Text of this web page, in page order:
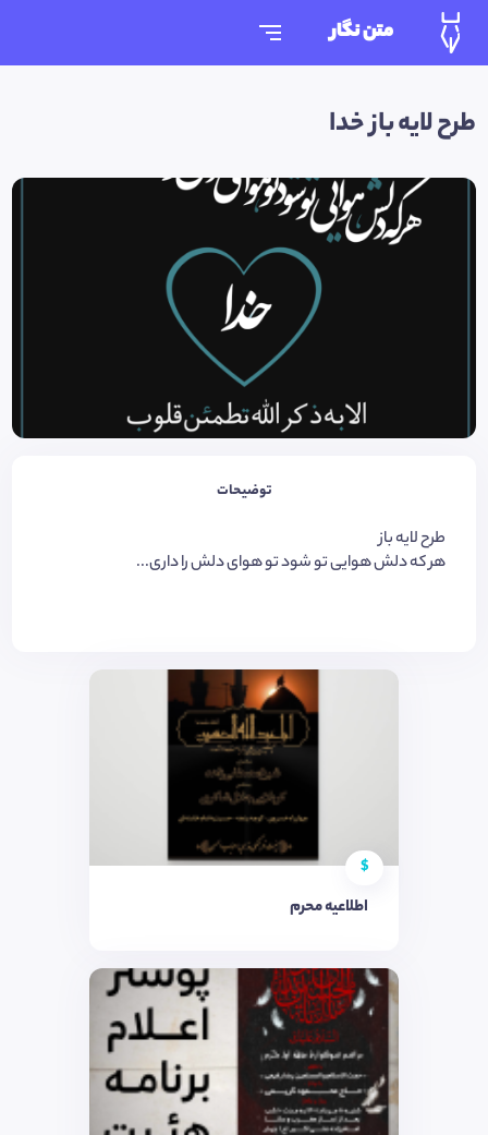
متن نگار
طرح لایه باز خدا
توضیحات
طرح لایه باز
هر که دلش هوایی تو شود تو هوای دلش را داری...
$
اطلاعیه محرم